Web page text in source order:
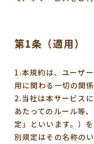
第1条（適用）
1.本規約は、ユーザ
用に関わる一切の関
2.当社は本サービス
あたってのルール等
定」といいます。）
別規定はその名称の